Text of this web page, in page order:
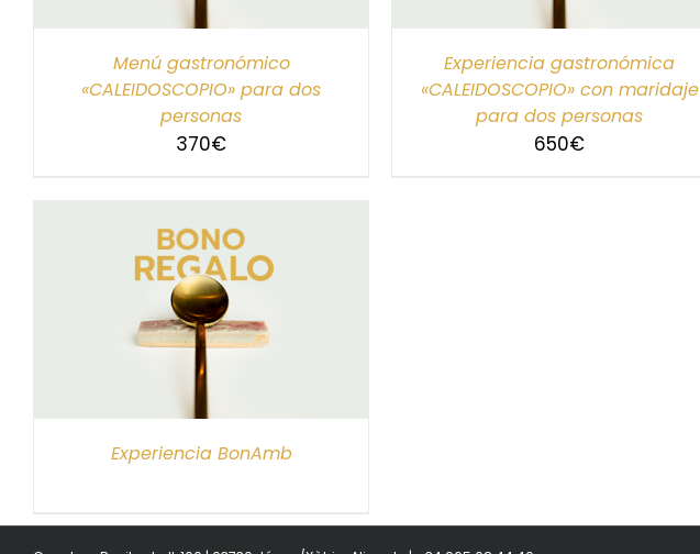
Menú gastronómico
«CALEIDOSCOPIO» para dos
personas
370€
Experiencia gastronómica
«CALEIDOSCOPIO» con maridaje
para dos personas
650€
Experiencia BonAmb